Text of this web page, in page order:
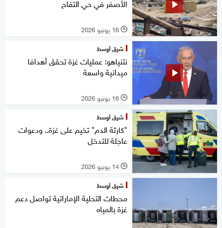
الأصفر في حي التفاح
l 16 يونيو 2026
شرق أوسط
نتنياهو: عمليات غزة تحقق أهدافا
ميدانية واسعة
l 16 يونيو 2026
شرق أوسط
"كارثة الدم" تخيم على غزة.. ودعوات
عاجلة للتدخل
l 14 يونيو 2026
شرق أوسط
محطات التحلية الإماراتية تواصل دعم
غزة بالمياه